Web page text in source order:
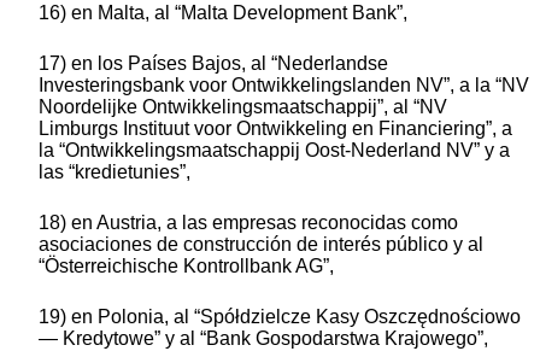
16) en Malta, al “Malta Development Bank”,
17) en los Países Bajos, al “Nederlandse
Investeringsbank voor Ontwikkelingslanden NV”, a la “NV
Noordelijke Ontwikkelingsmaatschappij”, al “NV
Limburgs Instituut voor Ontwikkeling en Financiering”, a
la “Ontwikkelingsmaatschappij Oost-Nederland NV” y a
las “kredietunies”,
18) en Austria, a las empresas reconocidas como
asociaciones de construcción de interés público y al
“Österreichische Kontrollbank AG”,
19) en Polonia, al “Spółdzielcze Kasy Oszczędnościowo
— Kredytowe” y al “Bank Gospodarstwa Krajowego”,